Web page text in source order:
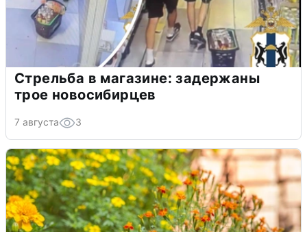
Стрельба в магазине: задержаны
трое новосибирцев
7 августа 3